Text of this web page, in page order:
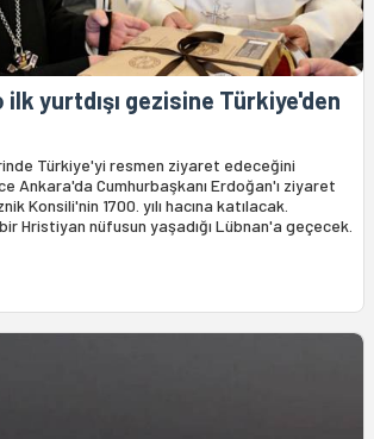
ilk yurtdışı gezisine Türkiye'den
Türkiye'yi resmen ziyaret edeceğini
Ankara'da Cumhurbaşkanı Erdoğan'ı ziyaret
Konsili'nin 1700. yılı hacına katılacak.
Hristiyan nüfusun yaşadığı Lübnan'a geçecek.